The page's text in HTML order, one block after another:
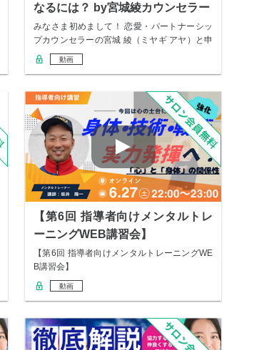
なるには？ by宮城綾カウンセラー
みなさま初めまして！ 恋愛・パートナーシッ
プカウンセラーの宮城 綾（ミヤギ アヤ）と申
しま…
動画
【第6回 指導者向けメンタルトレ
ーニングWEB講習会】
【第6回 指導者向けメンタルトレーニングWE
B講習会】
動画